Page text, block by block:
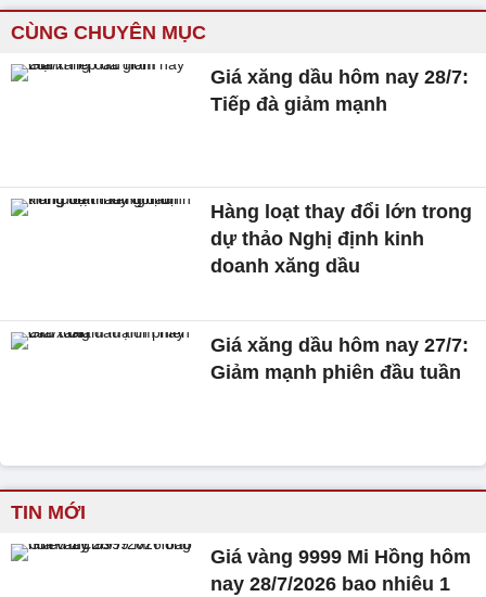
CÙNG CHUYÊN MỤC
Giá xăng dầu hôm nay 28/7:
Tiếp đà giảm mạnh
Hàng loạt thay đổi lớn trong
dự thảo Nghị định kinh
doanh xăng dầu
Giá xăng dầu hôm nay 27/7:
Giảm mạnh phiên đầu tuần
TIN MỚI
Giá vàng 9999 Mi Hồng hôm
nay 28/7/2026 bao nhiêu 1